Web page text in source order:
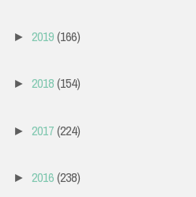
► 2019(166)
► 2018(154)
► 2017(224)
► 2016(238)